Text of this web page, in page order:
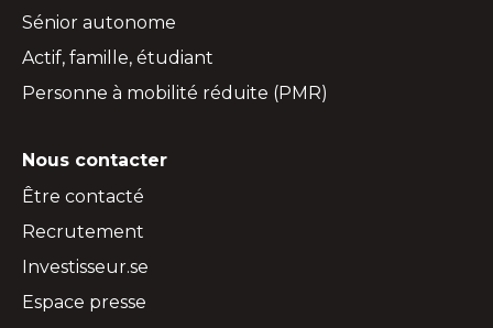
Sénior autonome
Actif, famille, étudiant
Personne à mobilité réduite (PMR)
Nous contacter
Être contacté
Recrutement
Investisseur.se
Espace presse